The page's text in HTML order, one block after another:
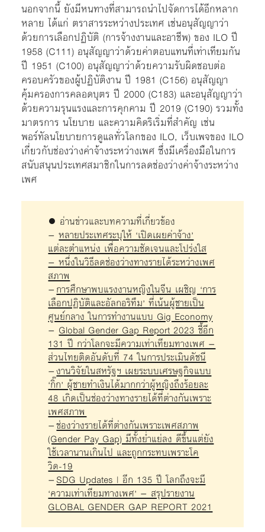
นอกจากนี้ ยังมีหนทางที่สามารถนำไปจัดการได้อีกหลาก
หลาย ได้แก่ ตราสารระหว่างประเทศ เช่นอนุสัญญาว่า
ด้วยการเลือกปฏิบัติ (การจ้างงานและอาชีพ) ของ ILO ปี
1958 (C111) อนุสัญญาว่าด้วยค่าตอบแทนที่เท่าเทียมกัน
ปี 1951 (C100) อนุสัญญาว่าด้วยความรับผิดชอบต่อ
ครอบครัวของผู้ปฏิบัติงาน ปี 1981 (C156) อนุสัญญา
คุ้มครองการคลอดบุตร ปี 2000 (C183) และอนุสัญญาว่า
ด้วยความรุนแรงและการคุกคาม ปี 2019 (C190) รวมทั้ง
มาตรการ นโยบาย และความคิดริเริ่มที่สำคัญ เช่น
พอร์ทัลนโยบายการดูแลทั่วโลกของ ILO, เว็บเพจของ ILO
เกี่ยวกับช่องว่างค่าจ้างระหว่างเพศ ซึ่งมีเครื่องมือในการ
สนับสนุนประเทศสมาชิกในการลดช่องว่างค่าจ้างระหว่าง
เพศ
● อ่านข่าวและบทความที่เกี่ยวข้อง
–หลายประเทศระบุให้ ‘เปิดเผยค่าจ้าง’
แต่ละตำแหน่ง เพื่อความชัดเจนและโปร่งใส
– หนึ่งในวิธีลดช่องว่างทางรายได้ระหว่างเพศ
สภาพ
–การศึกษาพบแรงงานหญิงในจีน เผชิญ ‘การ
เลือกปฏิบัติและอัลกอริทึม’ ที่เน้นผู้ชายเป็น
ศูนย์กลาง ในการทำงานแบบ Gig Economy
– Global Gender Gap Report 2023 ชี้อีก
131 ปี กว่าโลกจะมีความเท่าเทียมทางเพศ –
ส่วนไทยติดอันดับที่ 74 ในการประเมินดัชนี
–งานวิจัยในสหรัฐฯ เผยระบบเศรษฐกิจแบบ
‘กิ๊ก’ ผู้ชายทำเงินได้มากกว่าผู้หญิงถึงร้อยละ
48 เกิดเป็นช่องว่างทางรายได้ที่ต่างกันเพราะ
เพศสภาพ
–ช่องว่างรายได้ที่ต่างกันเพราะเพศสภาพ
(Gender Pay Gap) มีทั้งย่ำแย่ลง ดีขึ้นแต่ยัง
ใช้เวลานานเกินไป และถูกกระทบเพราะโค
วิด-19
–SDG Updates | อีก 135 ปี โลกถึงจะมี
‘ความเท่าเทียมทางเพศ’ – สรุปรายงาน
GLOBAL GENDER GAP REPORT 2021